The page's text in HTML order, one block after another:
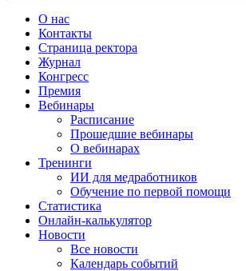
О нас
Контакты
Страница ректора
Журнал
Конгресс
Премия
Вебинары
Расписание
Прошедшие вебинары
О вебинарах
Тренинги
ИИ для медработников
Обучение по первой помощи
Статистика
Онлайн-калькулятор
Новости
Все новости
Календарь событий